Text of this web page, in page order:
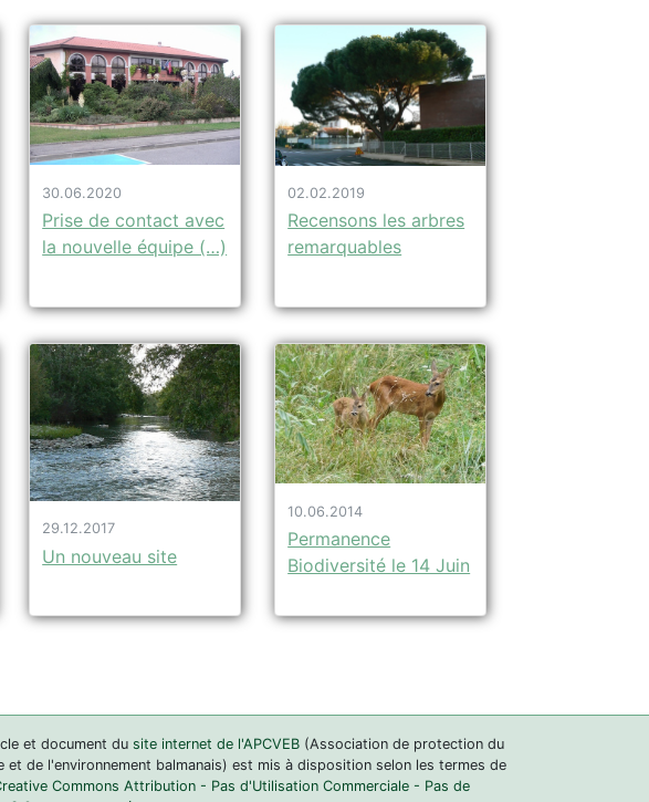
30.06.2020
Prise de contact avec
la nouvelle équipe (…)
02.02.2019
Recensons les arbres
remarquables
29.12.2017
Un nouveau site
10.06.2014
Permanence
Biodiversité le 14 Juin
et document du site internet de l'APCVEB (Association de protection du
et de l'environnement balmanais) est mis à disposition selon les termes de
Commons Attribution - Pas d'Utilisation Commerciale - Pas de